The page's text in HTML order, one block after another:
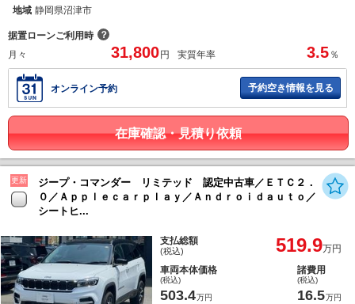
地域 静岡県沼津市
据置ローンご利用時 ？
月々
31,800円 実質年率 3.5 ％
オンライン予約 予約空き情報を見る
在庫確認・見積り依頼
更新
ジープ・コマンダー リミテッド 認定中古車／ＥＴＣ２．
０／Ａｐｐｌｅｃａｒｐｌａｙ／Ａｎｄｒｏｉｄａｕｔｏ／
シートヒ...
支払総額
(税込) 519.9万円
車両本体価格
(税込)
503.4万円
諸費用
(税込)
16.5万円